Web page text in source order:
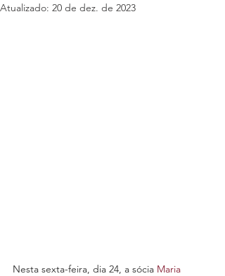
Atualizado: 20 de dez. de 2023
Nesta sexta-feira, dia 24, a sócia Maria